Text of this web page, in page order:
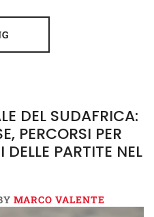
DEL SUDAFRICA:
PERCORSI PER
PARTITE NEL
MARCO VALENTE